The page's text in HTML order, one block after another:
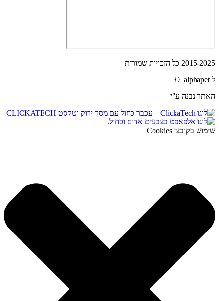
2015-2025 כל הזכויות שמורות
ל alphapet ©
האתר נבנה ע"י
שימוש בקובצי Cookies